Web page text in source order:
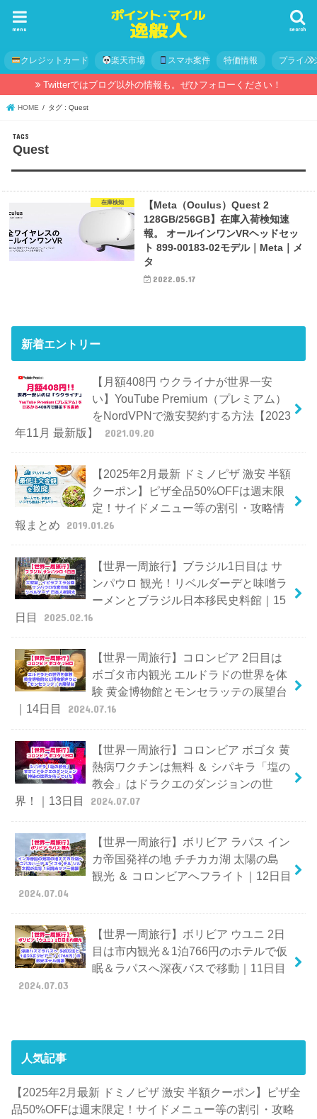
search
menu
クレジットカード 楽天市場 スマホ案件 特価情報 プライバ
Twitterではブログ以外の情報も。ぜひフォローください！
HOME タグ : Quest
Quest
在庫検知
【Meta（Oculus）Quest 2
128GB/256GB】在庫入荷検知速
報。 オールインワンVRヘッドセッ
ト 899-00183-02モデル｜Meta｜メ
タ
2022.05.17
新着エントリー
【月額408円 ウクライナが世界一安
い】YouTube Premium（プレミアム）
をNordVPNで激安契約する方法【2023
年11月 最新版】
2021.09.20
【2025年2月最新 ドミノピザ 激安 半額
クーポン】ピザ全品50%OFFは週末限
定！サイドメニュー等の割引・攻略情
報まとめ
2019.01.26
【世界一周旅行】ブラジル1日目は サ
ンパウロ 観光！リベルダーデと味噌ラ
ーメンとブラジル日本移民史料館｜15
日目
2025.02.16
【世界一周旅行】コロンビア 2日目は
ボゴタ市内観光 エルドラドの世界を体
験 黄金博物館とモンセラッテの展望台
｜14日目
2024.07.16
【世界一周旅行】コロンビア ボゴタ 黄
熱病ワクチンは無料 ＆ シパキラ「塩の
教会」はドラクエのダンジョンの世
界！｜13日目
2024.07.07
【世界一周旅行】ボリビア ラパス イン
カ帝国発祥の地 チチカカ湖 太陽の島
観光 ＆ コロンビアへフライト｜12日目
2024.07.04
【世界一周旅行】ボリビア ウユニ 2日
目は市内観光＆1泊766円のホテルで仮
眠＆ラパスへ深夜バスで移動｜11日目
2024.07.03
人気記事
【2025年2月最新 ドミノピザ 激安 半額クーポン】ピザ全
品50%OFFは週末限定！サイドメニュー等の割引・攻略